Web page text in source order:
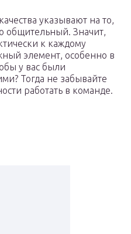
указывают на то,
общительный. Значит,
к каждому
элемент, особенно в
у вас были
Тогда не забывайте
работать в команде.